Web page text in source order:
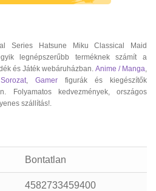
Series Hatsune Miku Classical Maid
legnépszerűbb terméknek számít a
és Játék webáruházban. Anime / Manga
Sorozat Gamer figurák és kiegészítők
Folyamatos kedvezmények, országos
szállítás!.
Bontatlan
4582733459400